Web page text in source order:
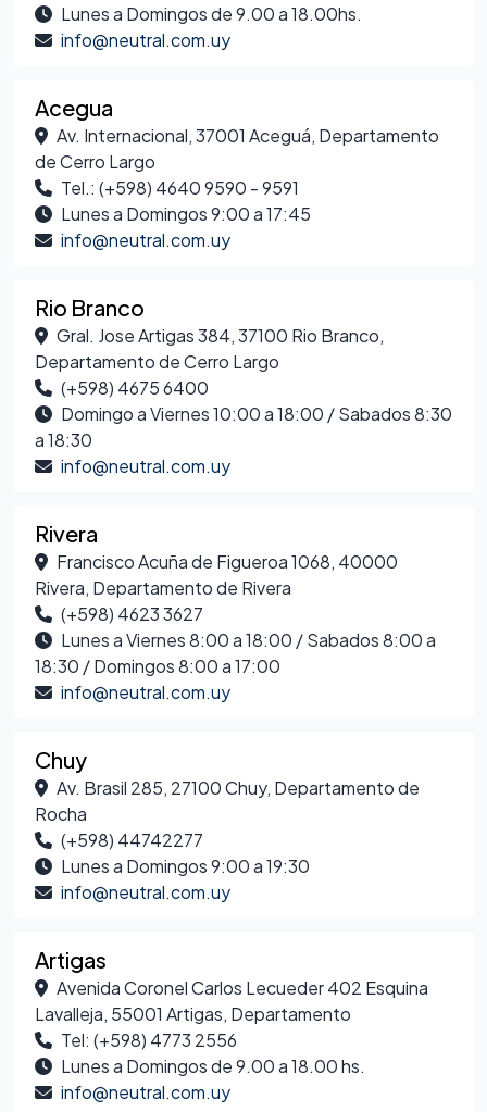
Lunes a Domingos de 9.00 a 18.00hs.
info@neutral.com.uy
Acegua
Av. Internacional, 37001 Aceguá, Departamento
de Cerro Largo
Tel.: (+598) 4640 9590 - 9591
Lunes a Domingos 9:00 a 17:45
info@neutral.com.uy
Rio Branco
Gral. Jose Artigas 384, 37100 Rio Branco,
Departamento de Cerro Largo
(+598) 4675 6400
Domingo a Viernes 10:00 a 18:00 / Sabados 8:30
a 18:30
info@neutral.com.uy
Rivera
Francisco Acuña de Figueroa 1068, 40000
Rivera, Departamento de Rivera
(+598) 4623 3627
Lunes a Viernes 8:00 a 18:00 / Sabados 8:00 a
18:30 / Domingos 8:00 a 17:00
info@neutral.com.uy
Chuy
Av. Brasil 285, 27100 Chuy, Departamento de
Rocha
(+598) 44742277
Lunes a Domingos 9:00 a 19:30
info@neutral.com.uy
Artigas
Avenida Coronel Carlos Lecueder 402 Esquina
Lavalleja, 55001 Artigas, Departamento
Tel: (+598) 4773 2556
Lunes a Domingos de 9.00 a 18.00 hs.
info@neutral.com.uy